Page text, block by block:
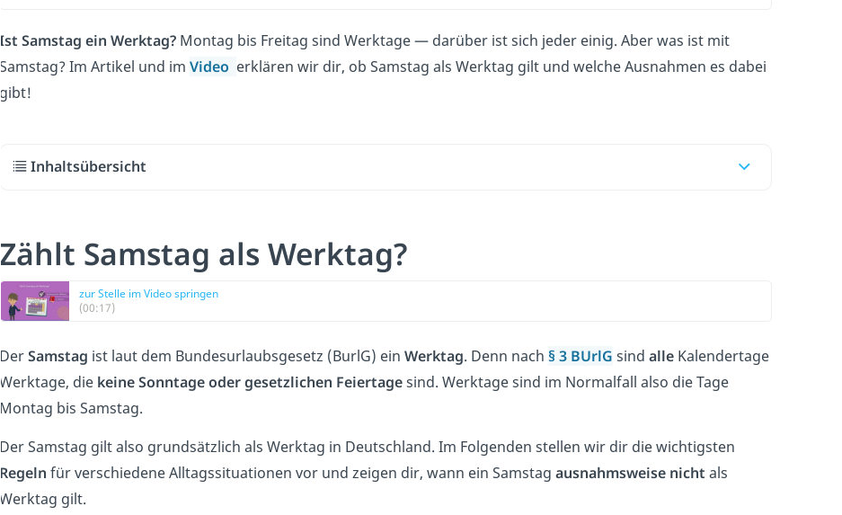
Ist Samstag ein Werktag?Montag bis Freitag sind Werktage — darüber ist sich jeder einig. Aber was ist mit
Samstag? Im Artikel und im Video erklären wir dir, ob Samstag als Werktag gilt und welche Ausnahmen es dabei
gibt!
Inhaltsübersicht
Zählt Samstag als Werktag?
zur Stelle im Video springen
(00:17)
DerSamstag ist laut dem Bundesurlaubsgesetz (BurlG) ein Werktag. Denn nach § 3 BUrlG sind alleKalendertage
Werktage, die keine Sonntage oder gesetzlichen Feiertagesind. Werktage sind im Normalfall also die Tage
Montag bis Samstag.
Der Samstag gilt also grundsätzlich als Werktag in Deutschland. Im Folgenden stellen wir dir die wichtigsten
Regeln für verschiedene Alltagssituationen vor und zeigen dir, wann ein Samstag ausnahmsweise nicht als
Werktag gilt.